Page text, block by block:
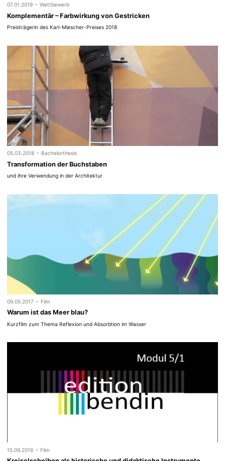
07.01.2019 - Wettbewerb
Komplementär – Farbwirkung von Gestricken
Preisträgerin des Karl-Miescher-Preises 2018
05.03.2018 - Bachelorthesis
Transformation der Buchstaben
und ihre Verwendung in der Architektur
09.05.2017 - Film
Warum ist das Meer blau?
Kurzfilm zum Thema Reflexion und Absorbtion im Wasser
15.09.2016 - Film